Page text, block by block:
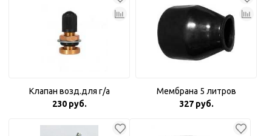
Клапан возд.для г/а
230 руб.
Мембрана 5 литров
327 руб.